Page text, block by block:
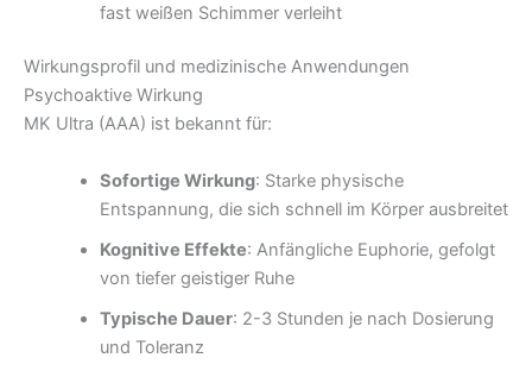
fast weißen Schimmer verleiht
Wirkungsprofil und medizinische Anwendungen
Psychoaktive Wirkung
MK Ultra (AAA) ist bekannt für:
Sofortige Wirkung: Starke physische
Entspannung, die sich schnell im Körper ausbreitet
Kognitive Effekte: Anfängliche Euphorie, gefolgt
von tiefer geistiger Ruhe
Typische Dauer: 2-3 Stunden je nach Dosierung
und Toleranz